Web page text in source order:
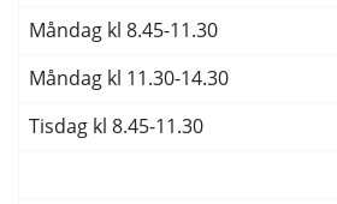
Måndag kl 8.45-11.30
Måndag kl 11.30-14.30
Tisdag kl 8.45-11.30